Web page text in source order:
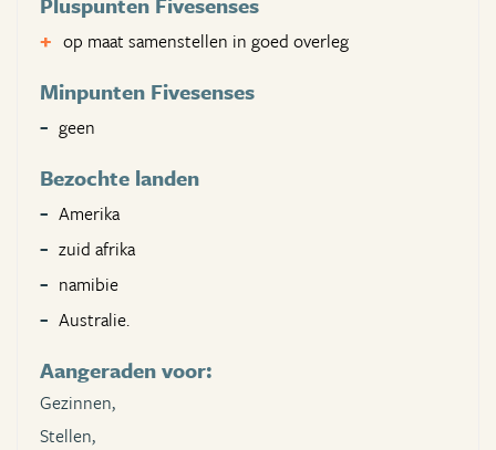
op maat samenstellen in goed overleg
Minpunten Fivesenses
geen
Bezochte landen
Amerika
zuid afrika
namibie
Australie.
Aangeraden voor:
Gezinnen,
Stellen,